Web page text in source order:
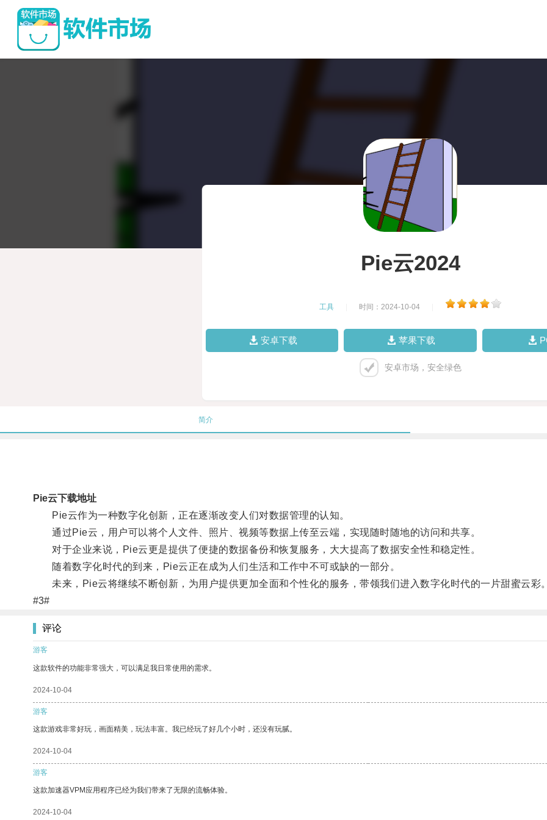
Pie云2024
工具 时间：2024-10-04
安卓下载 苹果下载
安卓市场，安全绿色
简介
Pie云下载地址
Pie云作为一种数字化创新，正在逐渐改变人们对数据管理的认知。
通过Pie云，用户可以将个人文件、照片、视频等数据上传至云端，实现随时随地的访问和共享。
对于企业来说，Pie云更是提供了便捷的数据备份和恢复服务，大大提高了数据安全性和稳定性。
随着数字化时代的到来，Pie云正在成为人们生活和工作中不可或缺的一部分。
未来，Pie云将继续不断创新，为用户提供更加全面和个性化的服务，带领我们进入数字化时代的一片甜蜜云彩。
#3#
评论
游客
这款软件的功能非常强大，可以满足我日常使用的需求。
2024-10-04
游客
这款游戏非常好玩，画面精美，玩法丰富。我已经玩了好几个小时，还没有玩腻。
2024-10-04
游客
这款加速器VPM应用程序已经为我们带来了无限的流畅体验。
2024-10-04